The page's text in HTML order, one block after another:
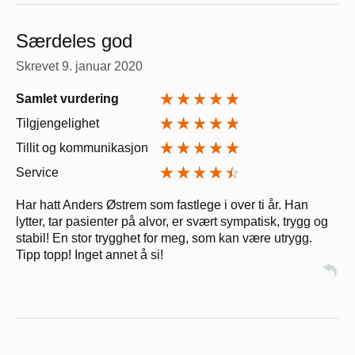
Særdeles god
Skrevet9. januar 2020
Samlet vurdering
Tilgjengelighet
Tillit og kommunikasjon
Service
Har hatt Anders Østrem som fastlege i over ti år. Han
lytter, tar pasienter på alvor, er svært sympatisk, trygg og
stabil! En stor trygghet for meg, som kan være utrygg.
Tipp topp! Inget annet å si!